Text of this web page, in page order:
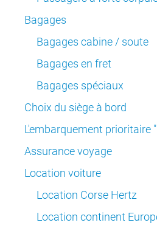
Bagages
Bagages cabine / soute
Bagages en fret
Bagages spéciaux
Choix du siège à bord
L'embarquement prioritaire
Assurance voyage
Location voiture
Location Corse Hertz
Location continent